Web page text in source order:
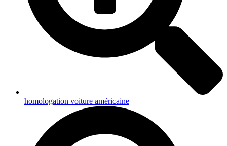
homologation voiture américaine